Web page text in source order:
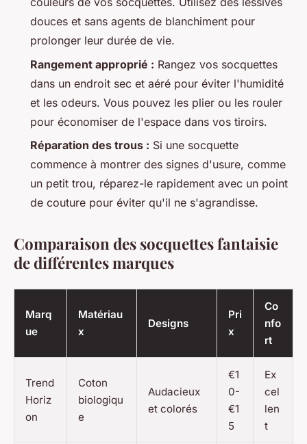
douces et sans agents de blanchiment pour
prolonger leur durée de vie.
Rangement approprié : Rangez vos socquettes
dans un endroit sec et aéré pour éviter l'humidité
et les odeurs. Vous pouvez les plier ou les rouler
pour économiser de l'espace dans vos tiroirs.
Réparation des trous : Si une socquette
commence à montrer des signes d'usure, comme
un petit trou, réparez-le rapidement avec un point
de couture pour éviter qu'il ne s'agrandisse.
Comparaison des socquettes fantaisie
de différentes marques
Marq
ue
Matériau
x
Designs
Pri
x
Co
nfo
rt
Trend
Horiz
on
Coton
biologiqu
e
Audacieux
et colorés
€1
0-
€1
5
Ex
cel
len
t